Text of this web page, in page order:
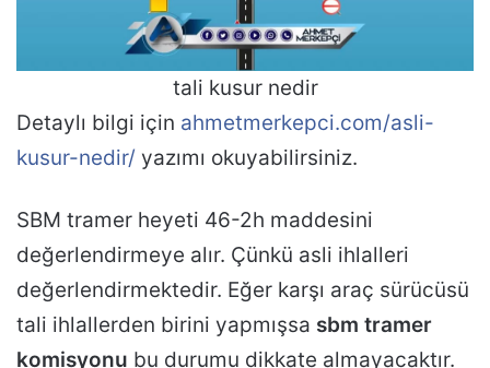
tali kusur nedir
Detaylı bilgi için ahmetmerkepci.com/asli-
kusur-nedir/ yazımı okuyabilirsiniz.
SBM tramer heyeti 46-2h maddesini
değerlendirmeye alır. Çünkü asli ihlalleri
değerlendirmektedir. Eğer karşı araç sürücüsü
tali ihlallerden birini yapmışsa sbm tramer
komisyonu bu durumu dikkate almayacaktır.